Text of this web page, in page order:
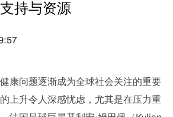
持与资源
康问题逐渐成为全球社会关注的重要
上升令人深感忧虑，尤其是在压力重